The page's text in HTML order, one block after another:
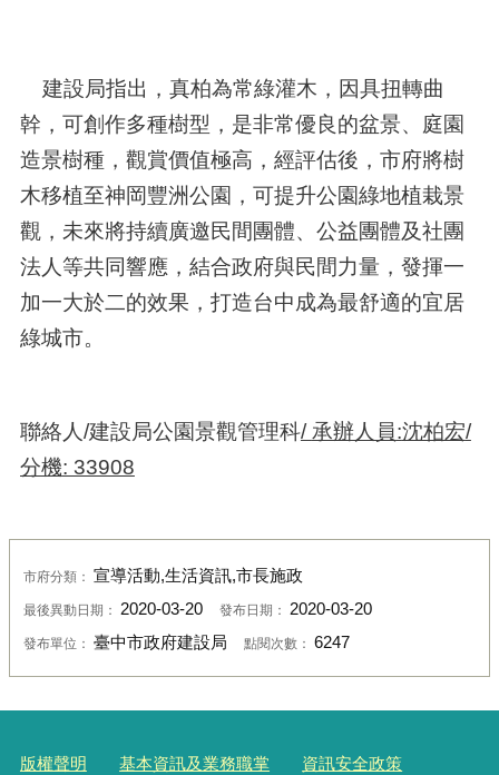
建設局指出，真柏為常綠灌木，因具扭轉曲
幹，可創作多種樹型，是非常優良的盆景、庭園
造景樹種，觀賞價值極高，經評估後，市府將樹
木移植至神岡豐洲公園，可提升公園綠地植栽景
觀，未來將持續廣邀民間團體、公益團體及社團
法人等共同響應，結合政府與民間力量，發揮一
加一大於二的效果，打造台中成為最舒適的宜居
綠城市。
聯絡人/建設局公園景觀管理科/ 承辦人員:沈柏宏/
分機: 33908
市府分類： 宣導活動,生活資訊,市長施政
最後異動日期： 2020-03-20 發布日期： 2020-03-20
發布單位： 臺中市政府建設局 點閱次數： 6247
版權聲明 基本資訊及業務職掌 資訊安全政策